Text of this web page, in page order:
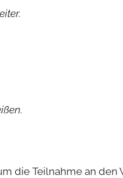
die Teilnahme an den